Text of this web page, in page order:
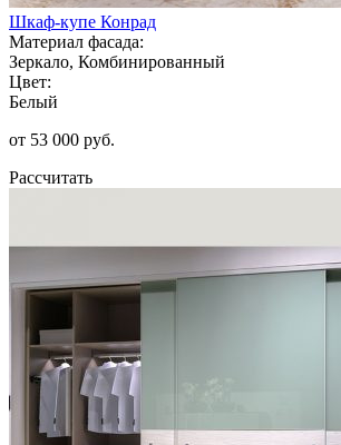
Шкаф-купе Конрад
Материал фасада:
Зеркало, Комбинированный
Цвет:
Белый
от 53 000 руб.
Рассчитать